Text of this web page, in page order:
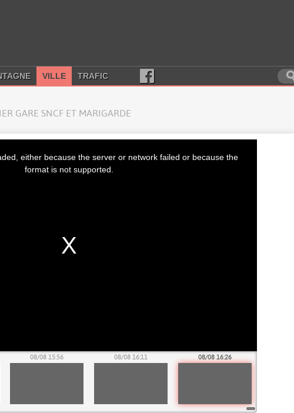
VILLE TRAFIC
GARE SNCF ET MARIGARDE
either because the server or network failed or because the
format is not supported.
08/08 15:56 08/08 16:11 08/08 16:26